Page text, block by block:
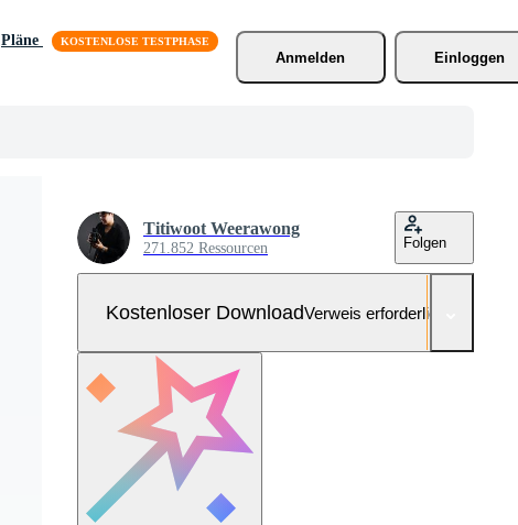
Pläne
Anmelden
Einloggen
Titiwoot Weerawong
271.852 Ressourcen Folgen
Kostenloser DownloadVerweis erforderlich